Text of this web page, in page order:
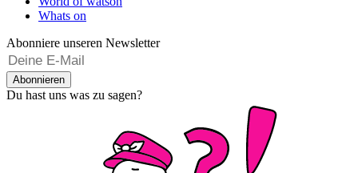
Whats on
Abonniere unseren Newsletter
Abonnieren
Du hast uns was zu sagen?